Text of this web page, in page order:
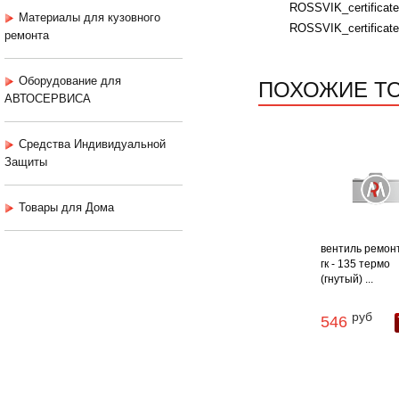
Материалы для кузовного
ремонта
Оборудование для
АВТОСЕРВИСА
Средства Индивидуальной
Защиты
Товары для Дома
ПОХОЖИЕ
вентиль
гк - 135 термо
(гнутый) ...
546 руб